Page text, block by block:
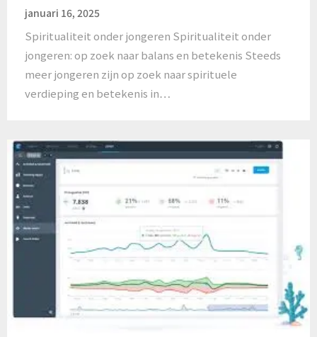
januari 16, 2025
Spiritualiteit onder jongeren Spiritualiteit onder
jongeren: op zoek naar balans en betekenis Steeds
meer jongeren zijn op zoek naar spirituele
verdieping en betekenis in…